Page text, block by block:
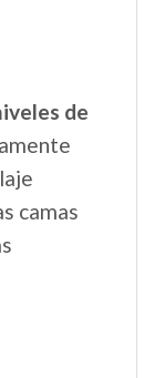
de
camas